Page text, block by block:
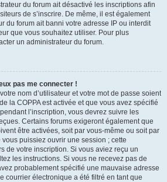
du forum ait désactivé les inscriptions afin
de s’inscrire. De même, il est également
du forum ait banni votre adresse IP ou interdit
que vous souhaitez utiliser. Pour plus
un administrateur du forum.
pas me connecter !
nom d’utilisateur et votre mot de passe soient
la COPPA est activée et que vous avez spécifié
l’inscription, vous devrez suivre les
Certains forums exigeront également que
être activées, soit par vous-même ou soit par
puissiez ouvrir une session ; cette
de votre inscription. Si vous aviez reçu un
les instructions. Si vous ne recevez pas de
probablement spécifié une mauvaise adresse
courrier électronique a été filtré en tant que